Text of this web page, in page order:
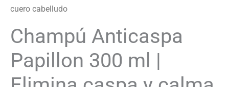
cuero cabelludo
Champú Anticaspa
Papillon 300 ml |
|
caspa
calma
el